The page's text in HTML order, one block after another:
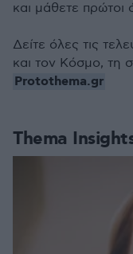
Thema
και μάθετε πρώτοι
Δείτε όλες τις
και τον Κόσμο, τη
Protothema.gr